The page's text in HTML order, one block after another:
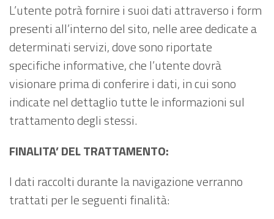
L’utente potrà fornire i suoi dati attraverso i form
presenti all’interno del sito, nelle aree dedicate a
determinati servizi, dove sono riportate
specifiche informative, che l’utente dovrà
visionare prima di conferire i dati, in cui sono
indicate nel dettaglio tutte le informazioni sul
trattamento degli stessi.
FINALITA’ DEL TRATTAMENTO:
I dati raccolti durante la navigazione verranno
trattati per le seguenti finalità: